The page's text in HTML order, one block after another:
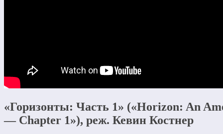
«Горизонты: Часть 1» («Horizon: An
— Chapter 1»), реж. Кевин Костнер